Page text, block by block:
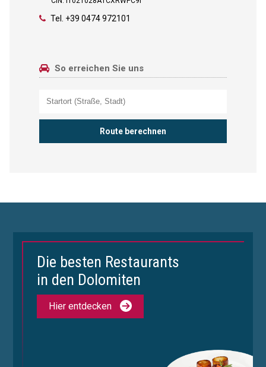
Tel. +39 0474 972101
So erreichen Sie uns
Die besten Restaurants
in den Dolomiten
Hier entdecken